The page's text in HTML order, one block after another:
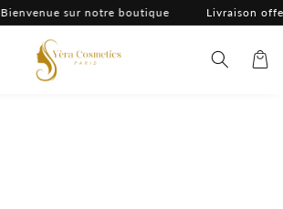
Bienvenue sur notre boutique Livraison
Panier